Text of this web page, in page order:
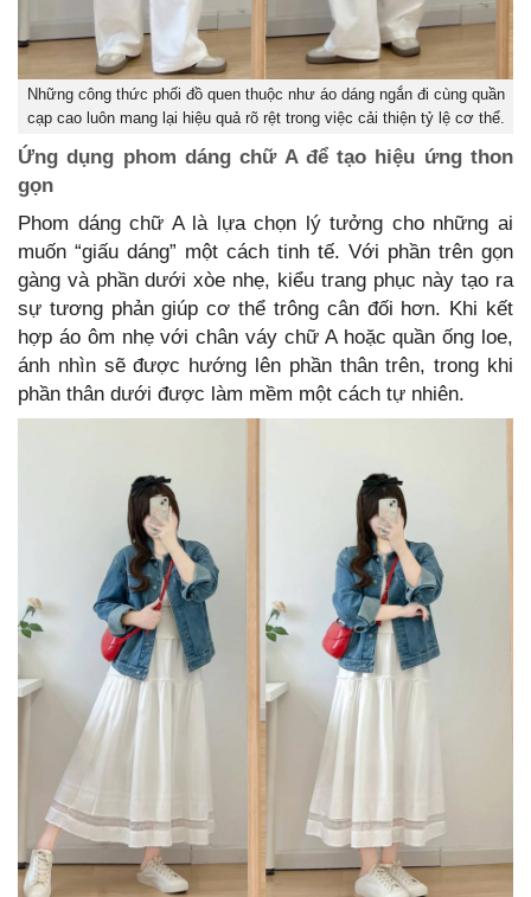
Những công thức phối đồ quen thuộc như áo dáng ngắn đi cùng quần
cạp cao luôn mang lại hiệu quả rõ rệt trong việc cải thiện tỷ lệ cơ thể.
Ứng dụng phom dáng chữ A để tạo hiệu ứng thon
gọn
Phom dáng chữ A là lựa chọn lý tưởng cho những ai
muốn “giấu dáng” một cách tinh tế. Với phần trên gọn
gàng và phần dưới xòe nhẹ, kiểu trang phục này tạo ra
sự tương phản giúp cơ thể trông cân đối hơn. Khi kết
hợp áo ôm nhẹ với chân váy chữ A hoặc quần ống loe,
ánh nhìn sẽ được hướng lên phần thân trên, trong khi
phần thân dưới được làm mềm một cách tự nhiên.